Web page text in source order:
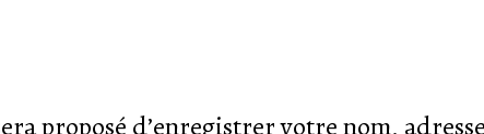
proposé d’enregistrer votre nom,